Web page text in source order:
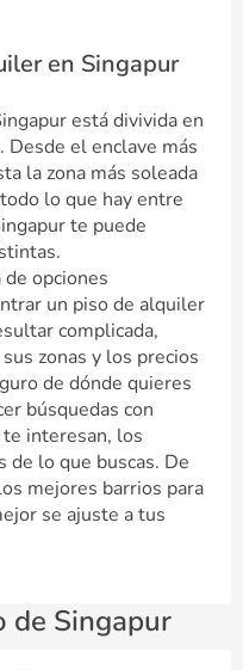
en Singapur
está divivida en
el enclave más
la zona más soleada
lo que hay entre
te puede
opciones
un piso de alquiler
complicada,
zonas y los precios
de dónde quieres
búsquedas con
interesan, los
de lo que buscas. De
mejores barrios para
se ajuste a tus
de Singapur